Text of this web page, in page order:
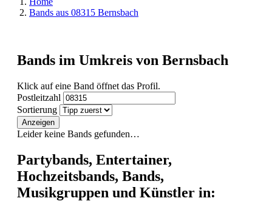
Bands aus 08315 Bernsbach
Bands im Umkreis von Bernsbach
Klick auf eine Band öffnet das Profil.
Postleitzahl
Sortierung
Anzeigen
Leider keine Bands gefunden…
Partybands, Entertainer,
Hochzeitsbands, Bands,
Musikgruppen und Künstler in: